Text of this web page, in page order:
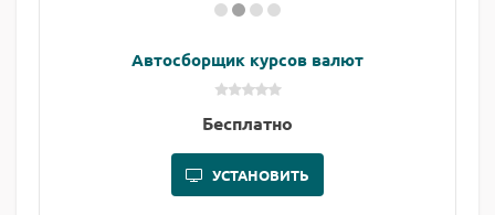
Автосборщик курсов валют
Бесплатно
УСТАНОВИТЬ